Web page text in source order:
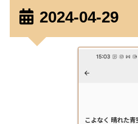
2024-04-29